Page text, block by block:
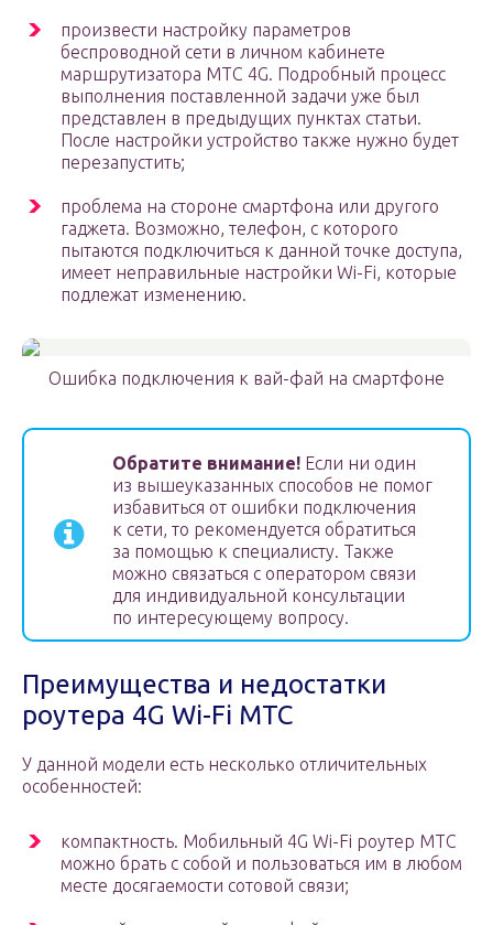
произвести настройку параметров
беспроводной сети в личном кабинете
маршрутизатора MTC 4G. Подробный процесс
выполнения поставленной задачи уже был
представлен в предыдущих пунктах статьи.
После настройки устройство также нужно будет
перезапустить;
проблема на стороне смартфона или другого
гаджета. Возможно, телефон, с которого
пытаются подключиться к данной точке доступа,
имеет неправильные настройки Wi-Fi, которые
подлежат изменению.
Ошибка подключения к вай-фай на смартфоне
Обратите внимание! Если ни один
из вышеуказанных способов не помог
избавиться от ошибки подключения
к сети, то рекомендуется обратиться
за помощью к специалисту. Также
можно связаться с оператором связи
для индивидуальной консультации
по интересующему вопросу.
Преимущества и недостатки
роутера 4G Wi-Fi МТС
У данной модели есть несколько отличительных
особенностей:
компактность. Мобильный 4G Wi-Fi роутер МТС
можно брать с собой и пользоваться им в любом
месте досягаемости сотовой связи;